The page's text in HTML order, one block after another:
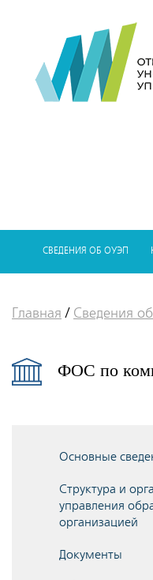
СВЕДЕНИЯ ОБ ОУЭП
Главная / Сведения
ФОС по
Основные
Структура и
управления
организацией
Документы